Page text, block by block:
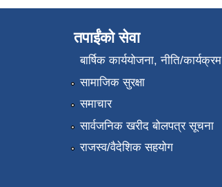
तपाईंको सेवा
बार्षिक कार्ययोजना, नीति/कार्यक्रम
सामाजिक सुरक्षा
समाचार
सार्वजनिक खरीद बोलपत्र सूचना
राजस्व/वैदेशिक सहयोग